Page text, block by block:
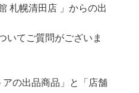
札幌清田店 」からの出
いてご質問がございま
の出品商品」と「店舗